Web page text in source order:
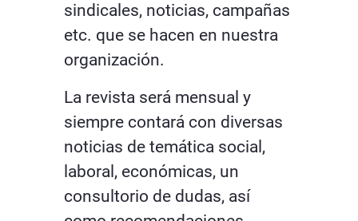
sindicales, noticias, campañas
etc. que se hacen en nuestra
organización.
La revista será mensual y
siempre contará con diversas
noticias de temática social,
laboral, económicas, un
consultorio de dudas, así